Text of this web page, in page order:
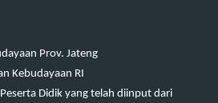
Prov. Jateng
Kebudayaan RI
Didik yang telah diinput dari